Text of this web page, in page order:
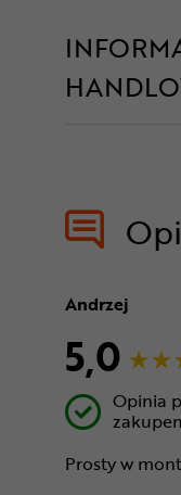
Andrzej
5,0
Opinia
Prosty w